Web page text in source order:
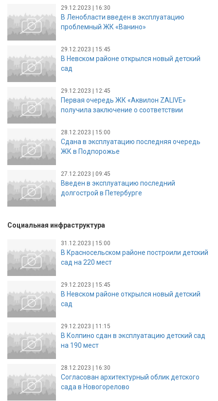
29.12.2023 | 16:30
В Ленобласти введен в эксплуатацию
проблемный ЖК «Ванино»
29.12.2023 | 15:45
В Невском районе открылся новый детский
сад
29.12.2023 | 12:45
Первая очередь ЖК «Аквилон ZALIVE»
получила заключение о соответствии
28.12.2023 | 15:00
Сдана в эксплуатацию последняя очередь
ЖК в Подпорожье
27.12.2023 | 09:45
Введен в эксплуатацию последний
долгострой в Петербурге
Социальная инфраструктура
31.12.2023 | 15:00
В Красносельском районе построили детский
сад на 220 мест
29.12.2023 | 15:45
В Невском районе открылся новый детский
сад
29.12.2023 | 11:15
В Колпино сдан в эксплуатацию детский сад
на 190 мест
28.12.2023 | 16:30
Согласован архитектурный облик детского
сада в Новогорелово